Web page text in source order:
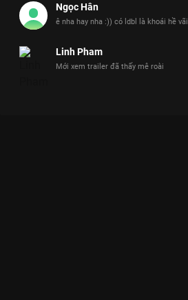
Ngọc Hân
ê nha hay nha :)) có ldbl là khoái hề vãi
Linh Pham
Mới xem trailer đã thấy mê roài